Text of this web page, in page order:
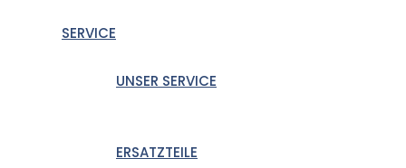
SERVICE
UNSER SERVICE
ERSATZTEILE